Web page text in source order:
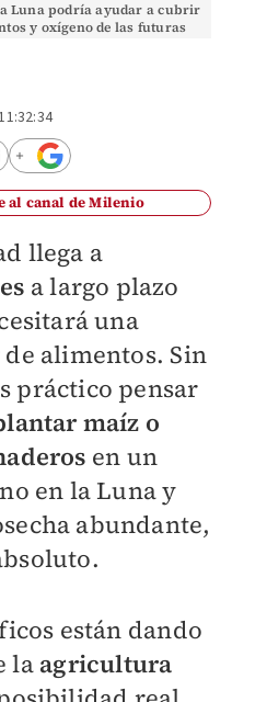
Luna podría ayudar a cubrir
y oxígeno de las futuras
al canal de Milenio
llega a
a largo plazo
una
alimentos. Sin
práctico pensar
maíz o
en un
en la Luna y
abundante,
están dando
la agricultura